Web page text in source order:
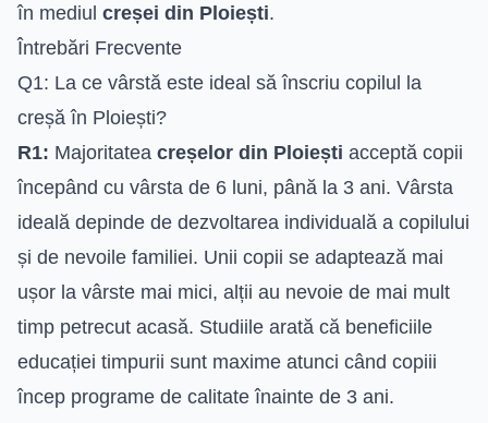
în mediul creșei din Ploiești.
Întrebări Frecvente
Q1: La ce vârstă este ideal să înscriu copilul la
creșă în Ploiești?
R1: Majoritatea creșelor din Ploiești acceptă copii
începând cu vârsta de 6 luni, până la 3 ani. Vârsta
ideală depinde de dezvoltarea individuală a copilului
și de nevoile familiei. Unii copii se adaptează mai
ușor la vârste mai mici, alții au nevoie de mai mult
timp petrecut acasă. Studiile arată că beneficiile
educației timpurii sunt maxime atunci când copiii
încep programe de calitate înainte de 3 ani.